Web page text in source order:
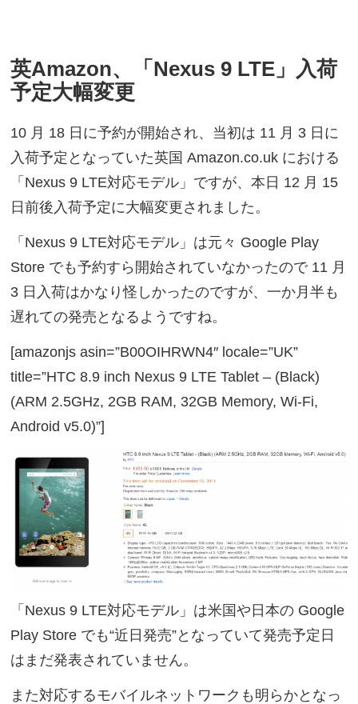
英Amazon、「Nexus 9 LTE」入荷
予定大幅変更
10 月 18 日に予約が開始され、当初は 11 月 3 日に
入荷予定となっていた英国 Amazon.co.uk における
「Nexus 9 LTE対応モデル」ですが、本日 12 月 15
日前後入荷予定に大幅変更されました。
「Nexus 9 LTE対応モデル」は元々 Google Play
Store でも予約すら開始されていなかったので 11 月
3 日入荷はかなり怪しかったのですが、一か月半も
遅れての発売となるようですね。
[amazonjs asin=”B00OIHRWN4″ locale=”UK”
title=”HTC 8.9 inch Nexus 9 LTE Tablet – (Black)
(ARM 2.5GHz, 2GB RAM, 32GB Memory, Wi-Fi,
Android v5.0)”]
「Nexus 9 LTE対応モデル」は米国や日本の Google
Play Store でも“近日発売”となっていて発売予定日
はまだ発表されていません。
また対応するモバイルネットワークも明らかとなっ